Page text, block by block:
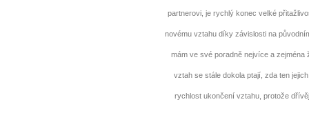
partnerovi, je rychlý konec velké
novému vztahu díky závislosti na
mám ve své poradně nejvíce a
vztah se stále dokola ptají, zda ten
rychlost ukončení vztahu, protože